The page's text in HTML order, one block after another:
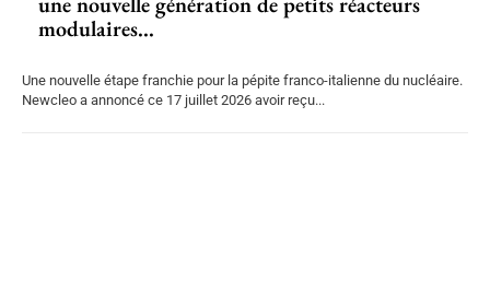
modulaires...
Une nouvelle étape franchie pour la pépite franco-italienne du nucléaire.
Newcleo a annoncé ce 17 juillet 2026 avoir reçu...